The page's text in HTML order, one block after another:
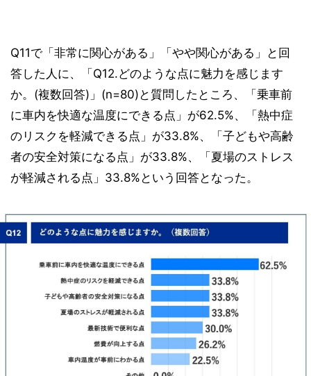
Q11で「非常に関心がある」「やや関心がある」と回
答した人に、「Q12.どのような点に魅力を感じます
か。(複数回答)」(n=80)と質問したところ、「乗車前
に車内を快適な温度にできる点」が62.5%、「熱中症
のリスクを軽減できる点」が33.8%、「子どもや高齢
者の安全対策になる点」が33.8%、「夏場のストレス
が軽減される点」33.8%という回答となった。